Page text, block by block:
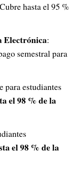
hasta el 95 %
Electrónica:
semestral para
para estudiantes
el 98 % de la
el 98 % de la